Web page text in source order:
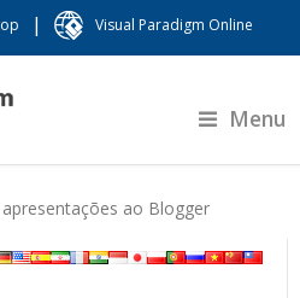
| Visual Paradigm Online
Menu
ao Blogger